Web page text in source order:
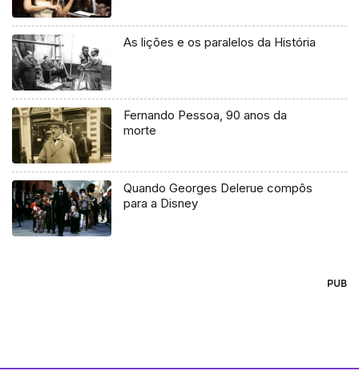
As lições e os paralelos da História
Fernando Pessoa, 90 anos da
morte
Quando Georges Delerue compôs
para a Disney
PUB